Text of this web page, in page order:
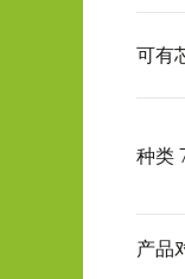
可有
种类
产品